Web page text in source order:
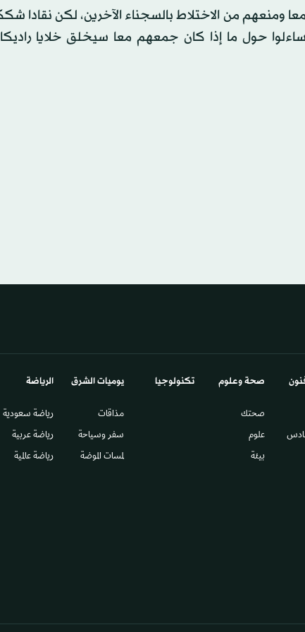
ومنعهم من الاختلاط بالسجناء الآخرين، لكن نقادا
حول ما إذا كان جمعهم معا سيخلق خلايا
صحة وعلوم
صحتك
علوم
بيئة
تكنولوجيا يوميات الشرق​
مذاقات
سفر وسياحة
لمسات الموضة
الرياضة
رياضة سعودية
رياضة عربية
رياضة عالمية